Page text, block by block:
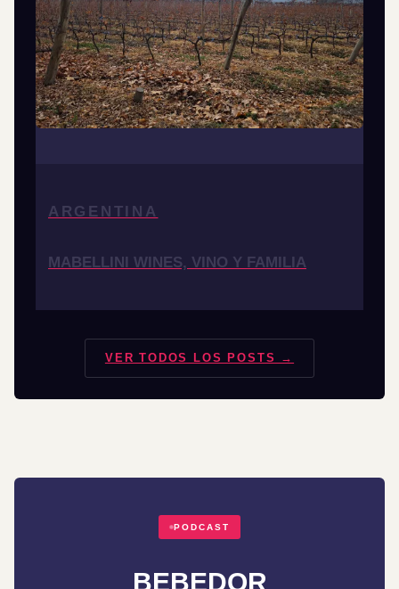
ARGENTINA
MABELLINI WINES, VINO Y FAMILIA
VER TODOS LOS POSTS →
PODCAST
BEBEDOR